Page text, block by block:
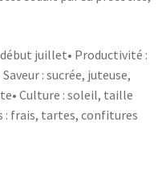
juillet• Productivité :
: sucrée, juteuse,
Culture : soleil, taille
: frais, tartes, confitures